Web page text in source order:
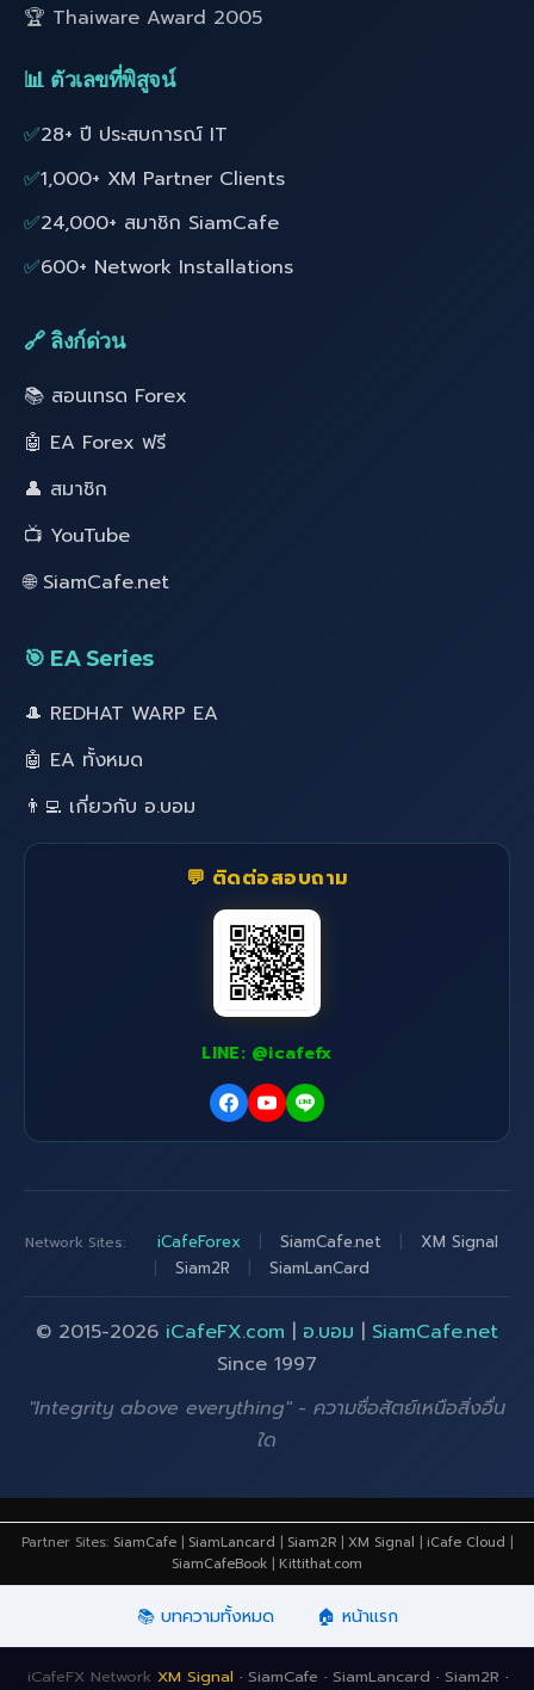
🏆 Thaiware Award 2005
📊 ตัวเลขที่พิสูจน์
✅28+ ปี ประสบการณ์ IT
✅1,000+ XM Partner Clients
✅24,000+ สมาชิก SiamCafe
✅600+ Network Installations
🔗 ลิงก์ด่วน
📚 สอนเทรด Forex
🤖 EA Forex ฟรี
👤 สมาชิก
📺 YouTube
🌐 SiamCafe.net
🎯 EA Series
🎩 REDHAT WARP EA
🤖 EA ทั้งหมด
👨‍💻 เกี่ยวกับ อ.บอม
💬 ติดต่อสอบถาม
LINE: @icafefx
Network Sites: iCafeForex SiamCafe.net
XM Signal
Siam2R SiamLanCard
© 2015-2026 iCafeFX.com | อ.บอม | SiamCafe.net
Since 1997
"Integrity above everything" - ความซื่อสัตย์เหนือสิ่งอื่น
ใด
Partner Sites: SiamCafe | SiamLancard | Siam2R | XM Signal | iCafe Cloud |
SiamCafeBook | Kittithat.com
📚 บทความทั้งหมด 🏠 หน้าแรก
iCafeFX Network XM Signal · SiamCafe · SiamLancard · Siam2R ·